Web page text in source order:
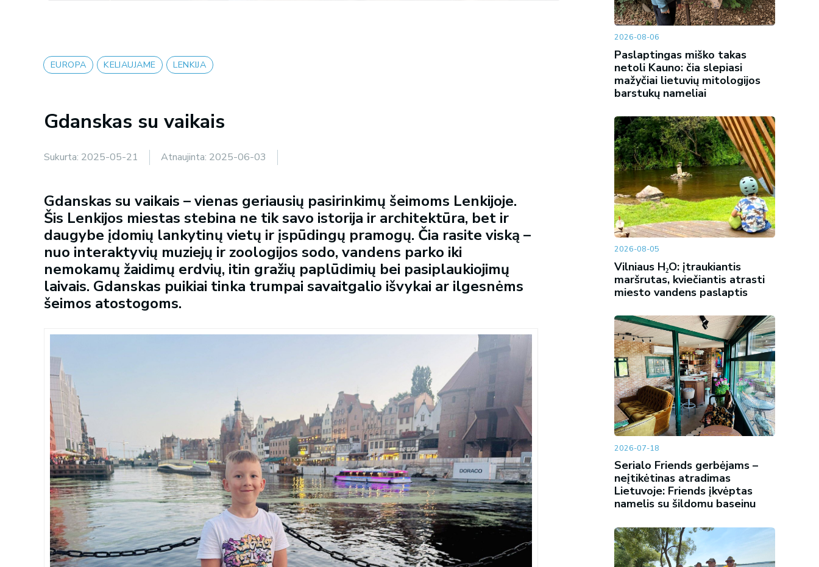
EUROPA KELIAUJAME LENKIJA
Gdanskas su vaikais
Sukurta: 2025-05-21 Atnaujinta: 2025-06-03
Gdanskas su vaikais – vienas geriausių pasirinkimų šeimoms Lenkijoje.
Šis Lenkijos miestas stebina ne tik savo istorija ir architektūra, bet ir
daugybe įdomių lankytinų vietų ir įspūdingų pramogų. Čia rasite viską –
nuo interaktyvių muziejų ir zoologijos sodo, vandens parko iki
nemokamų žaidimų erdvių, itin gražių paplūdimių bei pasiplaukiojimų
laivais. Gdanskas puikiai tinka trumpai savaitgalio išvykai ar ilgesnėms
šeimos atostogoms.
2026-08-06
Paslaptingas miško takas
netoli Kauno: čia slepiasi
mažyčiai lietuvių mitologijos
barstukų nameliai
2026-08-05
Vilniaus H₂O: įtraukiantis
maršrutas, kviečiantis atrasti
miesto vandens paslaptis
2026-07-18
Serialo Friends gerbėjams –
neįtikėtinas atradimas
Lietuvoje: Friends įkvėptas
namelis su šildomu baseinu